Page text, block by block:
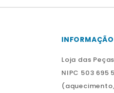
Loja das
NIPC 503 695